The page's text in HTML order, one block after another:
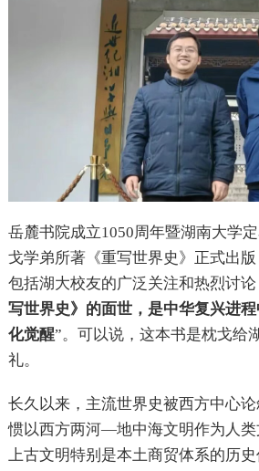
岳麓书院成立1050周年暨湖南大学
戈学弟所著《重写世界史》正式出
包括湖大校友的广泛关注和热烈讨
写世界史》的面世，是中华复兴进
化觉醒”。可以说，这本书是枕戈给
礼。
长久以来，主流世界史被西方中心
惯以西方两河—地中海文明作为人
上古文明特别是本土商贸体系的历